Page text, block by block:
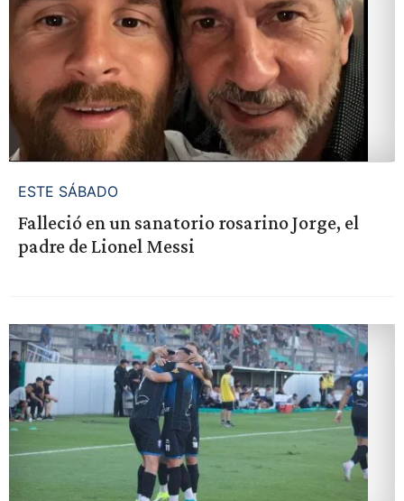
ESTE SÁBADO
Falleció en un sanatorio rosarino Jorge, el
padre de Lionel Messi